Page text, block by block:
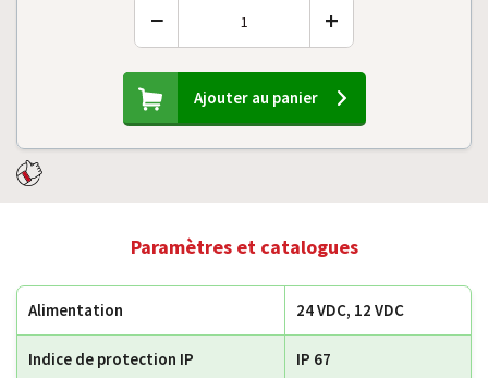
− +
Ajouter au panier
Paramètres et catalogues
Alimentation 24 VDC, 12 VDC
Indice de protection IP IP 67